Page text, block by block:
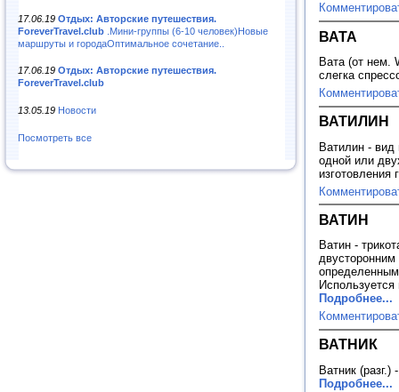
17.06.19 Отдых: Авторские путешествия.
ForeverTravel.club .Мини-группы (6-10 человек)Новые
маршруты и городаОптимальное сочетание..
17.06.19 Отдых: Авторские путешествия.
ForeverTravel.club
13.05.19 Новости
Посмотреть все
ВАТА
Вата (от нем.
слегка
ВАТИЛИН
Ватилин - вид
одной или
изготовления
ВАТИН
Ватин -
Подробнее...
ВАТНИК
Ватник (разг.)
Подробнее...